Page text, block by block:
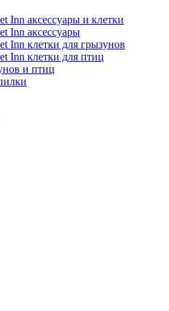
Inn аксессуары и клетки
Inn аксессуары
Inn клетки для грызунов
Inn клетки для птиц
и птиц